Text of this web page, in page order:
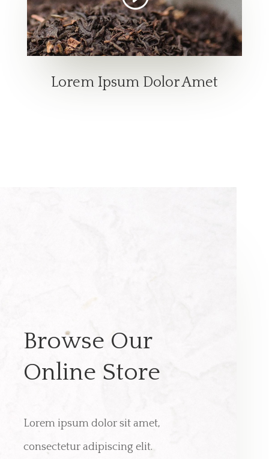
Lorem Ipsum Dolor Amet
Browse Our
Online Store
Lorem ipsum dolor sit amet,
consectetur adipiscing elit.